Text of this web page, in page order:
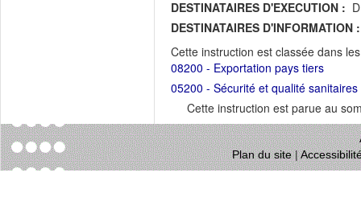
DESTINATAIRES D'EXECUTION :
DESTINATAIRES D'INFORMATION :
Cette instruction est classée dans
08200 - Exportation pays tiers
05200 - Sécurité et qualité
Cette instruction est parue au
Plan du site|